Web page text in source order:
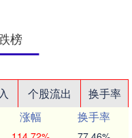
榜
个股流出
换手率
涨幅
换手率